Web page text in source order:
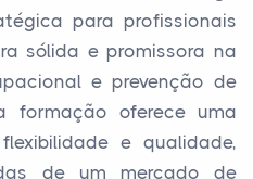
para profissionais
sólida e promissora na
e prevenção de
formação oferece uma
e qualidade,
de um mercado de